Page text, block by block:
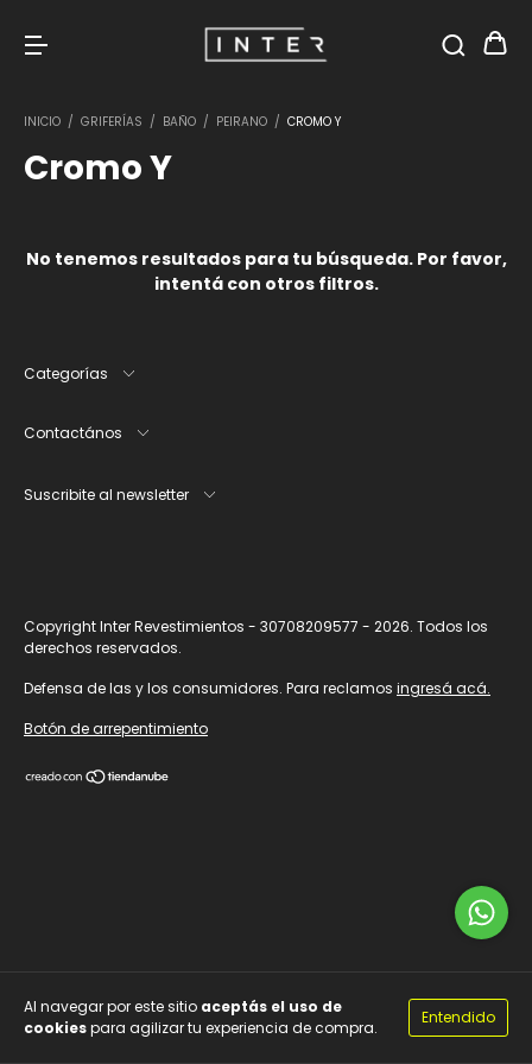
Al navegar por este sitio aceptás el uso de
cookiespara agilizar tu experiencia de compra.
Entendido
INICIO / GRIFERÍAS / BAÑO / PEIRANO / CROMO Y
Cromo Y
No tenemos resultados para tu búsqueda. Por favor,
intentá con otros filtros.
Categorías
Contactános
Suscribite al newsletter
Copyright Inter Revestimientos - 30708209577 - 2026. Todos los
derechos reservados.
Defensa de las y los consumidores. Para reclamos ingresá acá.
Botón de arrepentimiento